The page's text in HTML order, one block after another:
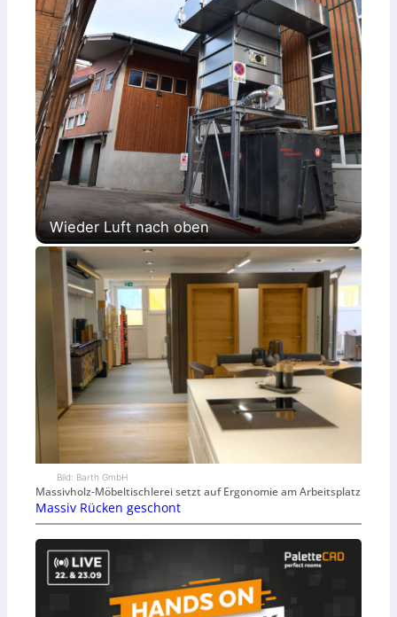
Wieder Luft nach oben
Bild: Barth GmbH
Massivholz-Möbeltischlerei setzt auf Ergonomie am Arbeitsplatz
Massiv Rücken geschont